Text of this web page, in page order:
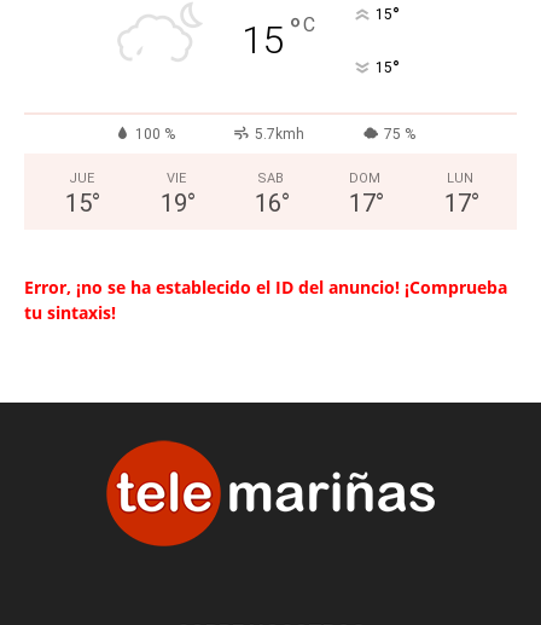
15 °C 15°
15°
100 % 5.7kmh 75 %
JUE
15°
VIE
19°
SAB
16°
DOM
17°
LUN
17°
Error, ¡no se ha establecido el ID del anuncio! ¡Comprueba
tu sintaxis!